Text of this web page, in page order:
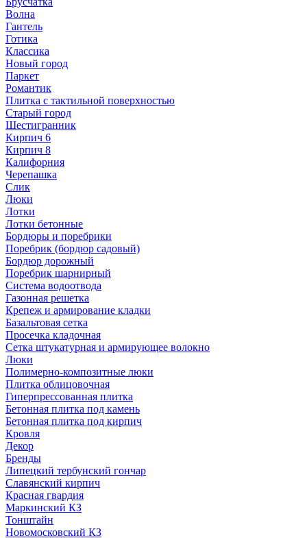
Волна
Гантель
Готика
Классика
Новый город
Паркет
Романтик
Плитка с тактильной поверхностью
Старый город
Шестигранник
Кирпич 6
Кирпич 8
Калифорния
Черепашка
Слик
Люки
Лотки
Лотки бетонные
Бордюры и поребрики
Поребрик (бордюр садовый)
Бордюр дорожный
Поребрик шарнирный
Система водоотвода
Газонная решетка
Крепеж и армирование кладки
Базальтовая сетка
Просечка кладочная
Сетка штукатурная и армирующее волокно
Люки
Полимерно-композитные люки
Плитка облицовочная
Гиперпрессованная плитка
Бетонная плитка под камень
Бетонная плитка под кирпич
Кровля
Декор
Бренды
Липецкий тербунский гончар
Славянский кирпич
Красная гвардия
Маркинский КЗ
Тонштайн
Новомосковский КЗ